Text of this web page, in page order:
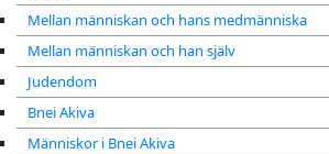
Mellan människan och hans medmänniska
Mellan människan och han själv
Judendom
Bnei Akiva
Människor i Bnei Akiva